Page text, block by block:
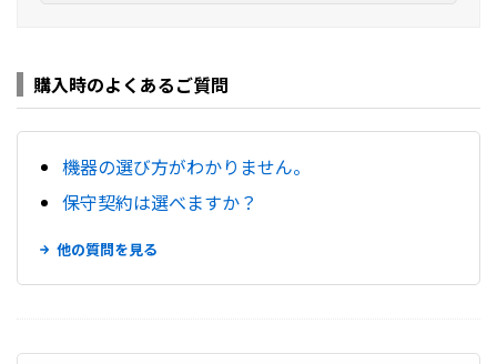
購入時のよくあるご質問
機器の選び方がわかりません。
保守契約は選べますか？
他の質問を見る